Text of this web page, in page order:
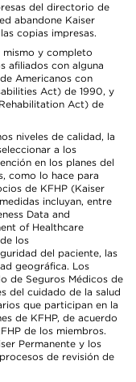
del directorio de
abandone Kaiser
copias impresas.
mismo y completo
afiliados con alguna
Americanos con
Act) de 1990, y
Act) de
niveles de calidad, la
a los
en los planes del
como lo hace para
de KFHP (Kaiser
incluyan, entre
Data and
of Healthcare
los
del paciente, las
geográfica. Los
de Seguros Médicos de
del cuidado de la salud
que participan en la
de KFHP, de acuerdo
de los miembros.
Permanente y los
de revisión de